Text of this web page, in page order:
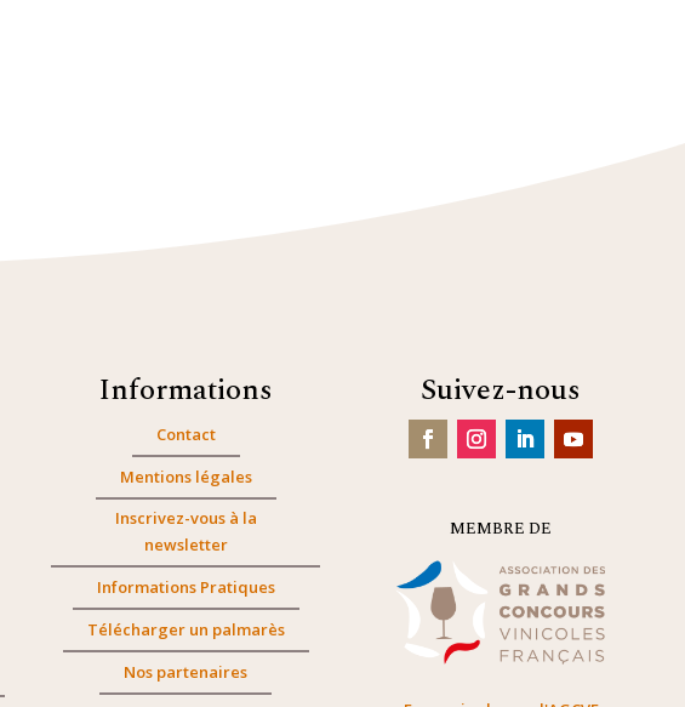
Informations
Contact
Mentions légales
Inscrivez-vous à la
newsletter
Informations Pratiques
Télécharger un palmarès
Nos partenaires
Suivez-nous
MEMBRE DE